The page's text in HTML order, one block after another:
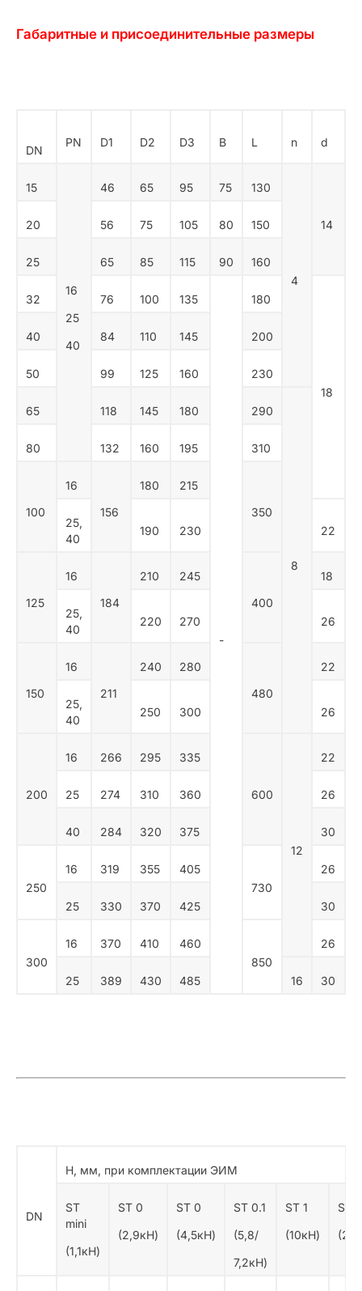
Габаритные и присоединительные размеры
DN
PN D1 D2 D3 В L n d
15
16
25
40
46 65 95 75 130
4
14
20 56 75 105 80 150
25 65 85 115 90 160
32 76 100 135
-
180
18
40 84 110 145 200
50 99 125 160 230
65 118 145 180 290
8
80 132 160 195 310
100
16
156
180
215
350
25,
40
190 230 22
125
16
184
210
245
400
18
25,
40
220 270 26
150
16
211
240
280
480
22
25,
40
250 300 26
200
16 266 295 335
600
12
22
25 274 310 360 26
40 284 320 375 30
250
16 319 355
405
730
26
25 330 370 425 30
300
16 370 410
460
850
26
25 389 430 485 16 30
DN
Н, мм, при комплектации ЭИМ
ST
mini
(1,1кН)
ST 0
(2,9кН)
ST 0
(4,5кН)
ST 0.1
(5,8/
7,2кН)
ST 1
(10кН)
ST 2